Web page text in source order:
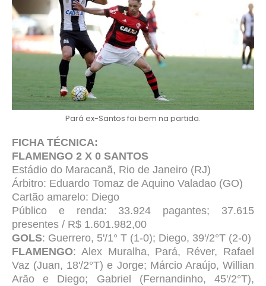
Pará ex-Santos foi bem na partida.
FICHA TÉCNICA:
FLAMENGO 2 X 0 SANTOS
Estádio do Maracanã, Rio de Janeiro (RJ)
Árbitro: Eduardo Tomaz de Aquino Valadao (GO)
Cartão amarelo: Diego
Público e renda: 33.924 pagantes; 37.615
presentes / R$ 1.601.982,00
GOLS: Guerrero, 5'/1° T (1-0); Diego, 39'/2°T (2-0)
FLAMENGO: Alex Muralha, Pará, Réver, Rafael
Vaz (Juan, 18'/2°T) e Jorge; Márcio Araújo, Willian
Arão e Diego; Gabriel (Fernandinho, 45'/2°T),